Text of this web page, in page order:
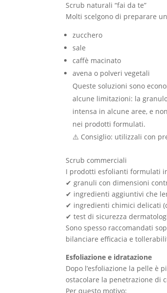
Scrub naturali “fai da te”
Molti scelgono di preparare
zucchero
sale
caffè macinato
avena o polveri vegetali
Queste soluzioni sono
alcune limitazioni: la
intensa in alcune aree, e
nei prodotti formulati.
⚠️ Consiglio: utilizzali con
Scrub commerciali
I prodotti esfolianti formulati
✔ granuli con dimensioni
✔ ingredienti aggiuntivi che
✔ ingredienti chimici delicati
✔ test di sicurezza
Sono spesso raccomandati
bilanciare efficacia e
Esfoliazione e idratazione
Dopo l’esfoliazione la pelle è
ostacolare la penetrazione di
Per questo motivo: